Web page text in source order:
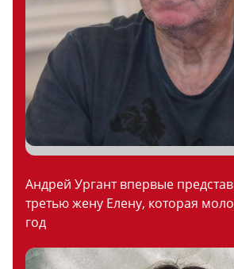
Андрей Ургант впервые
третью жену Елену, которая
год